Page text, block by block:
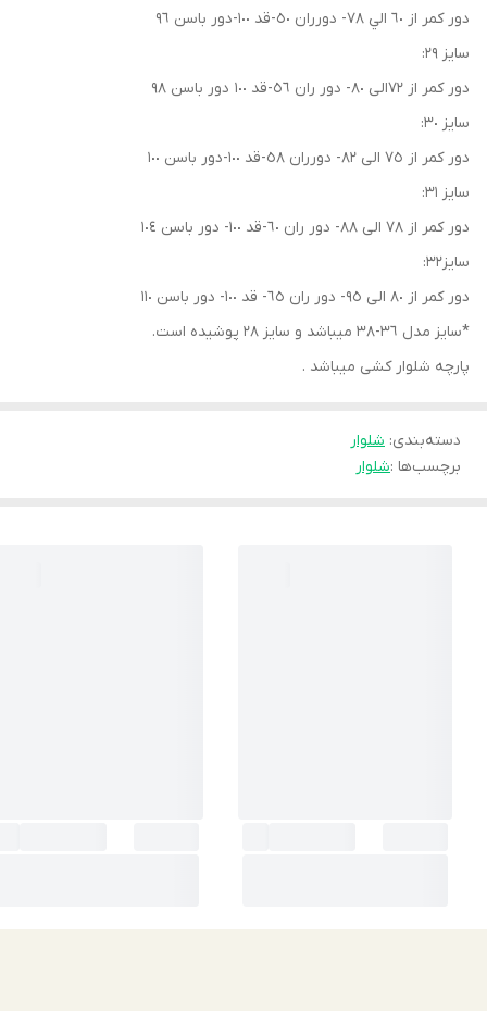
دور كمر از ٦٠ الي ٧٨- دورران ٥٠-قد ١٠٠-دور باسن ٩٦
سايز ٢٩:
دور كمر از ٧٢الى ٨٠- دور ران ٥٦-قد ١٠٠ دور باسن ٩٨
سايز ٣٠:
دور كمر از ٧٥ الى ٨٢- دورران ٥٨-قد ١٠٠-دور باسن ١٠٠
سايز ٣١:
دور كمر از ٧٨ الى ٨٨- دور ران ٦٠-قد ١٠٠- دور باسن ١٠٤
سايز٣٢:
دور كمر از ٨٠ الى ٩٥- دور ران ٦٥- قد ١٠٠- دور باسن ١١٠
*سايز مدل ٣٦-٣٨ ميباشد و سايز ٢٨ پوشيده است.
پارچه شلوار كشى ميباشد .
دسته‌بندی: شلوار
برچسب‌ها :شلوار